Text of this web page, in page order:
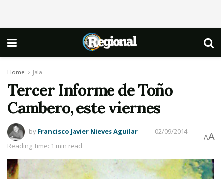
Home Jala
Tercer Informe de Toño
Cambero, este viernes
by Francisco Javier Nieves Aguilar
02/09/2014
Reading Time: 1 min read
AA